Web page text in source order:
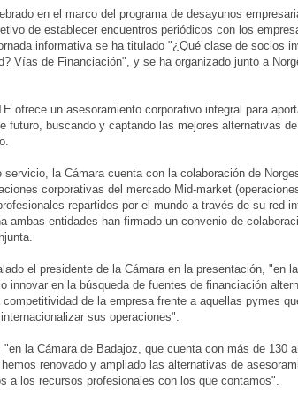
en el marco del programa de desayunos
de establecer encuentros periódicos con los
informativa se ha titulado "¿Qué clase de socios
Vías de Financiación", y se ha organizado junto a
un asesoramiento corporativo integral para
futuro, buscando y captando las mejores alternativas
la Cámara cuenta con la colaboración de
corporativas del mercado Mid-market
repartidos por el mundo a través de su red
ambas entidades han firmado un convenio de
presidente de la Cámara en la presentación, "en la
innovar en la búsqueda de fuentes de financiación
de la empresa frente a aquellas pymes
sus operaciones".
Cámara de Badajoz, que cuenta con más de 130
renovado y ampliado las alternativas de
a los recursos profesionales con los que contamos".